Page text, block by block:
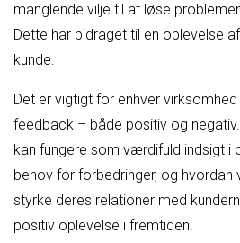
manglende vilje til at løse
Dette har bidraget til en oplevelse
kunde.
Det er vigtigt for enhver
feedback – både positiv og
kan fungere som værdifuld indsigt i
behov for forbedringer, og hvordan
styrke deres relationer med
positiv oplevelse i fremtiden.